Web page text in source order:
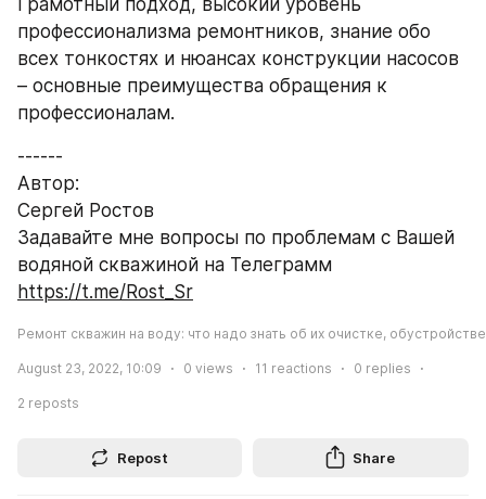
Грамотный подход, высокий уровень
профессионализма ремонтников, знание обо
всех тонкостях и нюансах конструкции насосов
– основные преимущества обращения к
профессионалам.
------
Автор:
Сергей Ростов
Задавайте мне вопросы по проблемам с Вашей
водяной скважиной на Телеграмм
https://t.me/Rost_Sr
Ремонт скважин на воду: что надо знать об их очистке,
August 23, 2022, 10:09 0 views 11 reactions 0 replies
2 reposts
Repost Share